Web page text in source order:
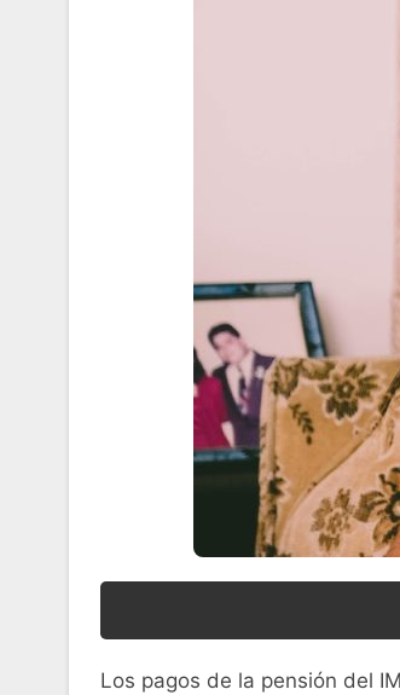
Los pagos de la pensión del